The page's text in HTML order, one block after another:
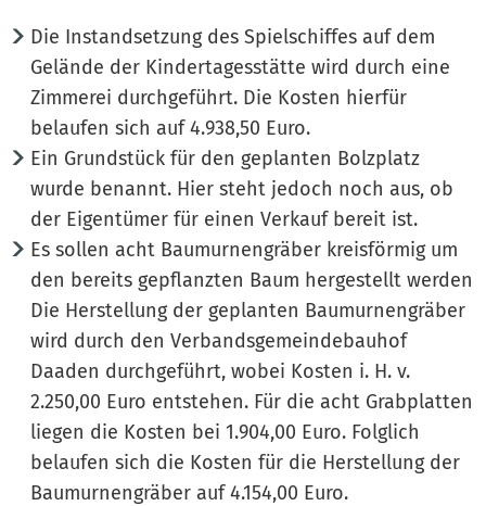
Die Instandsetzung des Spielschiffes auf dem
Gelände der Kindertagesstätte wird durch eine
Zimmerei durchgeführt. Die Kosten hierfür
belaufen sich auf 4.938,50 Euro.
Ein Grundstück für den geplanten Bolzplatz
wurde benannt. Hier steht jedoch noch aus, ob
der Eigentümer für einen Verkauf bereit ist.
Es sollen acht Baumurnengräber kreisförmig um
den bereits gepflanzten Baum hergestellt werden
Die Herstellung der geplanten Baumurnengräber
wird durch den Verbandsgemeindebauhof
Daaden durchgeführt, wobei Kosten i. H. v.
2.250,00 Euro entstehen. Für die acht Grabplatten
liegen die Kosten bei 1.904,00 Euro. Folglich
belaufen sich die Kosten für die Herstellung der
Baumurnengräber auf 4.154,00 Euro.